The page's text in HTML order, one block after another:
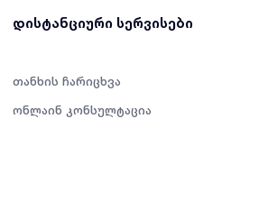
დისტანციური სერვისები
თანხის ჩარიცხვა
ონლაინ კონსულტაცია